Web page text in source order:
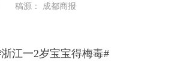
稿源： 成都商报
江一2岁宝宝得梅毒#